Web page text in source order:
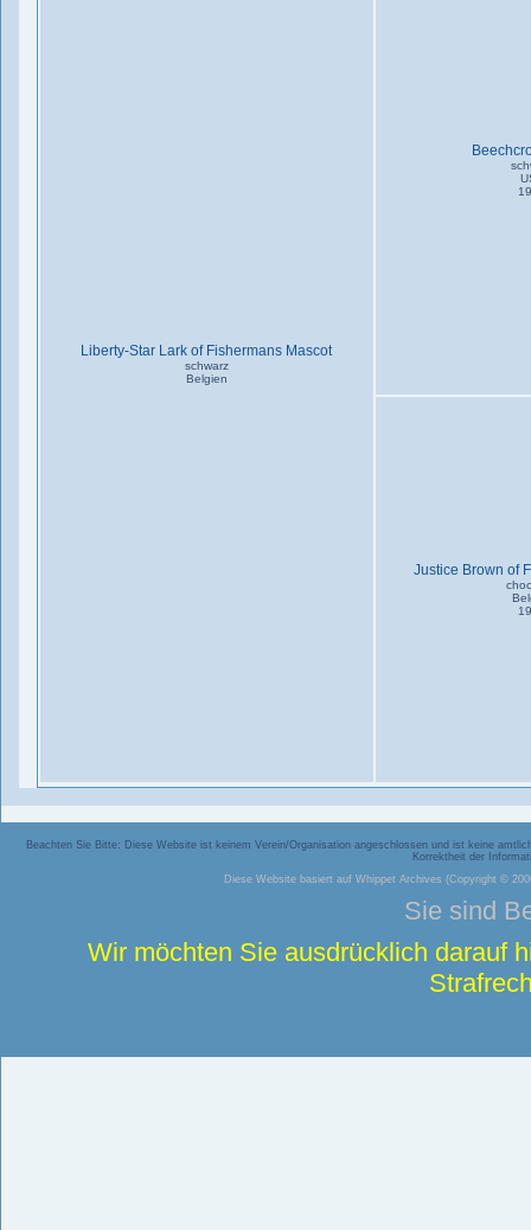
Liberty-Star Lark of Fishermans Mascot
schwarz
Belgien
Justice Brown of
Beachten Sie Bitte: Diese Website ist keinem Verein/Organisation angeschlossen und ist keine
Korrektheit der
Diese Website basiert auf Whippet Archives (Copyright ©
Sie sind
Wir möchten Sie ausdrücklich darauf